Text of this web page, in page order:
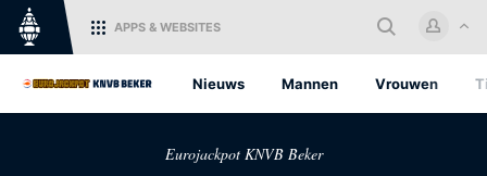
Log in met je KNVB Account of
maak een nieuw KNVB Account
APPS & WEBSITES
Nieuws Mannen Vrouwen
Eurojackpot KNVB Beker